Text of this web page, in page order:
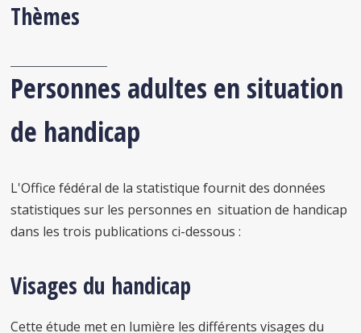
Thèmes
Personnes adultes en situation
de handicap
L'Office fédéral de la statistique fournit des données
statistiques sur les personnes en situation de handicap
dans les trois publications ci-dessous :
Visages du handicap
Cette étude met en lumière les différents visages du